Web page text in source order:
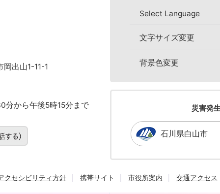
出山1-11-1
分から午後5時15分まで
Select Language
文字サイズ変更
背景色変更
災害発
石川県白山市
クセシビリティ方針 携帯サイト 市役所案内 交通アクセス